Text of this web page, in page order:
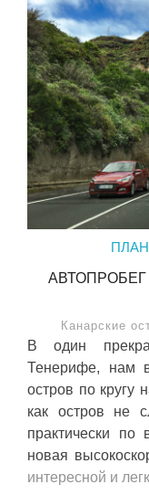
Канарские
В один
Тенерифе, нам
остров по кругу
как остров не
практически по
новая
интересной и